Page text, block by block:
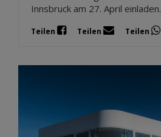
Innsbruck am 27. April einladen.
Teilen Teilen Teilen